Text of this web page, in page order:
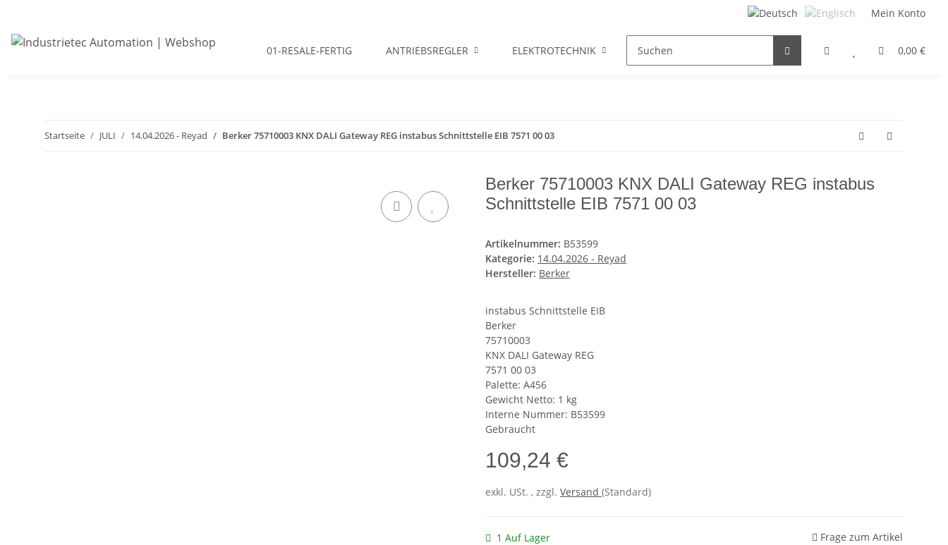
Mein Konto
0,00 €
01-RESALE-FERTIG ANTRIEBSREGLER ELEKTROTECHNIK FILTER / DROSSEL GETRIEBEMOTOREN HYDRAULIK
Startseite JULI 14.04.2026 - Reyad Berker 75710003 KNX DALI Gateway REG instabus Schnittstelle EIB 7571 00 03
Berker 75710003 KNX DALI Gateway REG instabus
Schnittstelle EIB 7571 00 03
Artikelnummer: B53599
Kategorie: 14.04.2026 - Reyad
Hersteller: Berker
instabus Schnittstelle EIB
Berker
75710003
KNX DALI Gateway REG
7571 00 03
Palette: A456
Gewicht Netto: 1 kg
Interne Nummer: B53599
Gebraucht
109,24 €
exkl. USt. , zzgl. Versand (Standard)
1 Auf Lager Frage zum Artikel